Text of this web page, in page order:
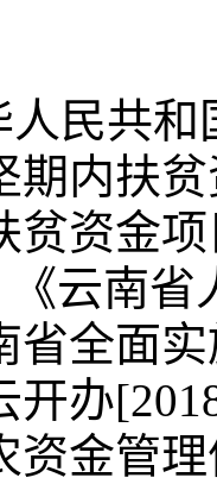
人民共
期内扶
贫资金
《云南
省全面
开办
资金管